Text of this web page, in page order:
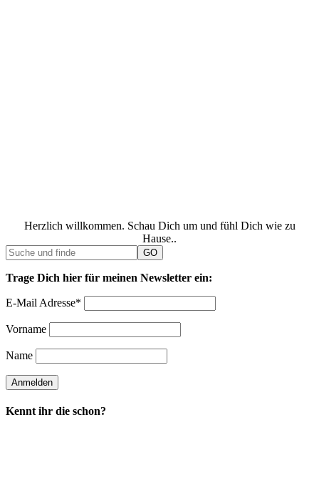
Herzlich willkommen. Schau Dich um und fühl Dich wie zu
Hause..
Trage Dich hier für meinen Newsletter ein:
E-Mail Adresse*
Vorname
Name
Kennt ihr die schon?